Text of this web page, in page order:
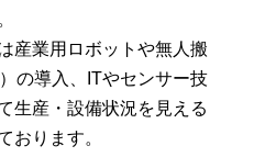
産業用ロボットや無人搬
の導入、ITやセンサー技
生産・設備状況を見える
おります。